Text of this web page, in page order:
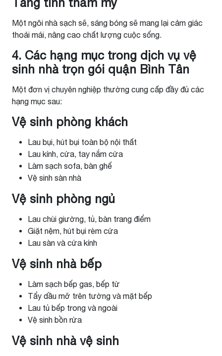
Một ngôi nhà sạch sẽ, sáng bóng sẽ mang lại cảm giác
thoải mái, nâng cao chất lượng cuộc sống.
4. Các hạng mục trong dịch vụ vệ
sinh nhà trọn gói quận Bình Tân
Một đơn vị chuyên nghiệp thường cung cấp đầy đủ các
hạng mục sau:
Vệ sinh phòng khách
Lau bụi, hút bụi toàn bộ nội thất
Lau kính, cửa, tay nắm cửa
Làm sạch sofa, bàn ghế
Vệ sinh sàn nhà
Vệ sinh phòng ngủ
Lau chùi giường, tủ, bàn trang điểm
Giặt nệm, hút bụi rèm cửa
Lau sàn và cửa kính
Vệ sinh nhà bếp
Làm sạch bếp gas, bếp từ
Tẩy dầu mỡ trên tường và mặt bếp
Lau tủ bếp trong và ngoài
Vệ sinh bồn rửa
Vệ sinh nhà vệ sinh